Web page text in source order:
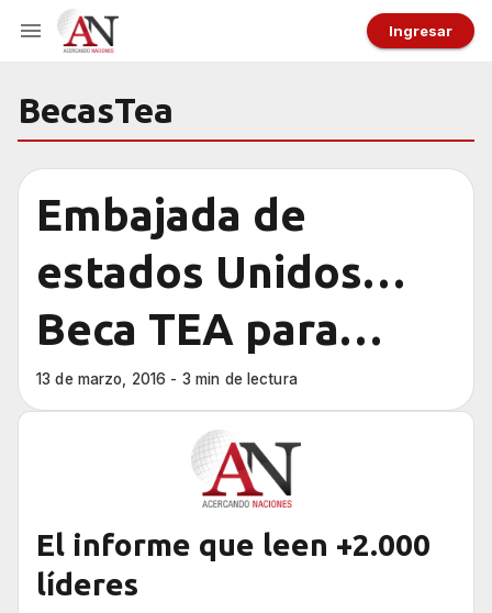
Ingresar
BecasTea
Embajada de
estados Unidos…
Beca TEA para
profesores de
inglés de
secundaria
13 de marzo, 2016 - 3 min de lectura
El informe que leen +2.000
líderes